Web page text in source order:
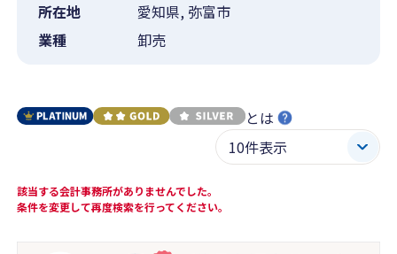
所在地
愛知県, 弥富市
業種
卸売
とは
該当する会計事務所がありませんでした。
条件を変更して再度検索を行ってください。